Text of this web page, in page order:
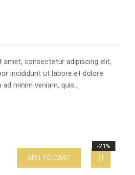
amet, consectetur adipiscing elit,
incididunt ut labore et dolore
ad minim veniam, quis…
-21%
ADD TO CART